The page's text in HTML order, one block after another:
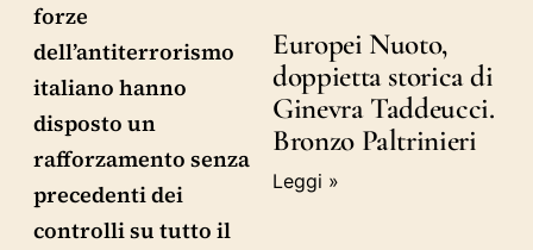
forze
dell’antiterrorismo
italiano hanno
disposto un
rafforzamento senza
precedenti dei
controlli su tutto il
Europei Nuoto,
doppietta storica di
Ginevra Taddeucci.
Bronzo Paltrinieri
Leggi »